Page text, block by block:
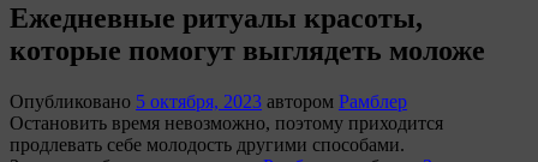
Ежедневные ритуалы красоты,
которые помогут выглядеть моложе
Опубликовано 5 октября, 2023 автором Рамблер
Остановить время невозможно, поэтому приходится
продлевать себе молодость другими способами.